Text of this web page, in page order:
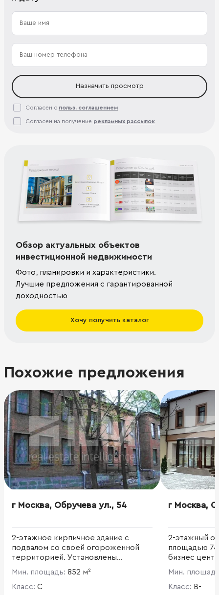
Назначить просмотр
Согласен с польз. соглашением
Согласен на получение рекламных рассылок
Обзор актуальных объектов
инвестиционной недвижимости
Фото, планировки и характеристики.
Лучшие предложения с гарантированной
доходностью
Хочу получить каталог
Похожие предложения
г Москва, Обручева ул., 54
2-этажное кирпичное здание с
подвалом со своей огороженной
территорией. Установлены
необходимые инженерные системы
и коммуникации. Коридорно-
кабинетная планировка. В наличии
Мин. площадь: 852 м²
Класс: C
г Москва,
2-этажный
площадью
бизнес
Мин.
Класс: B-